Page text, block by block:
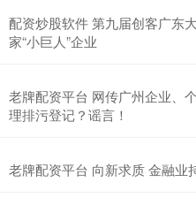
配资炒股软件 第九届创客广东
家“小巨人”企业
老牌配资平台 网传广州企业、
理排污登记？谣言！
老牌配资平台 向新求质 金融业